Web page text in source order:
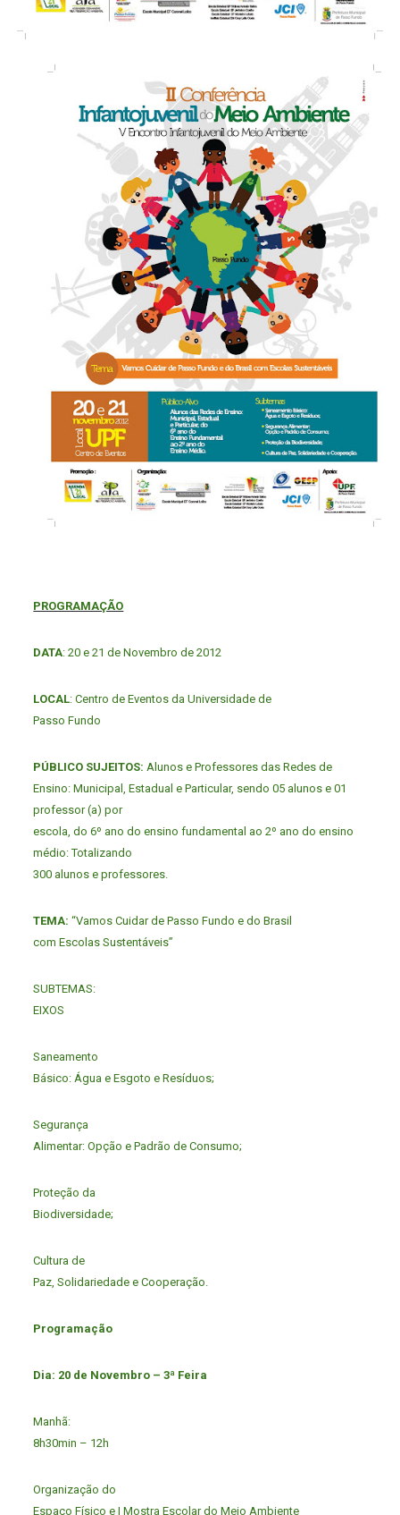
PROGRAMAÇÃO
DATA: 20 e 21 de Novembro de 2012
LOCAL: Centro de Eventos da Universidade de
Passo Fundo
PÚBLICO SUJEITOS: Alunos e Professores das Redes de
Ensino: Municipal, Estadual e Particular, sendo 05 alunos e 01
professor (a) por
escola, do 6º ano do ensino fundamental ao 2º ano do ensino
médio: Totalizando
300 alunos e professores.
TEMA: “Vamos Cuidar de Passo Fundo e do Brasil
com Escolas Sustentáveis”
SUBTEMAS:
EIXOS
Saneamento
Básico: Água e Esgoto e Resíduos;
Segurança
Alimentar: Opção e Padrão de Consumo;
Proteção da
Biodiversidade;
Cultura de
Paz, Solidariedade e Cooperação.
Programação
Dia: 20 de Novembro – 3ª Feira
Manhã:
8h30min – 12h
Organização do
Espaço Físico e I Mostra Escolar do Meio Ambiente